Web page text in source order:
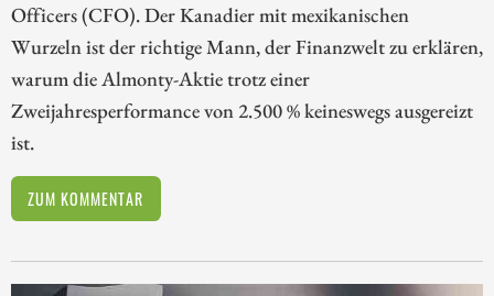
Officers (CFO). Der Kanadier mit mexikanischen
Wurzeln ist der richtige Mann, der Finanzwelt zu erklären,
warum die Almonty-Aktie trotz einer
Zweijahresperformance von 2.500 % keineswegs ausgereizt
ist.
ZUM KOMMENTAR